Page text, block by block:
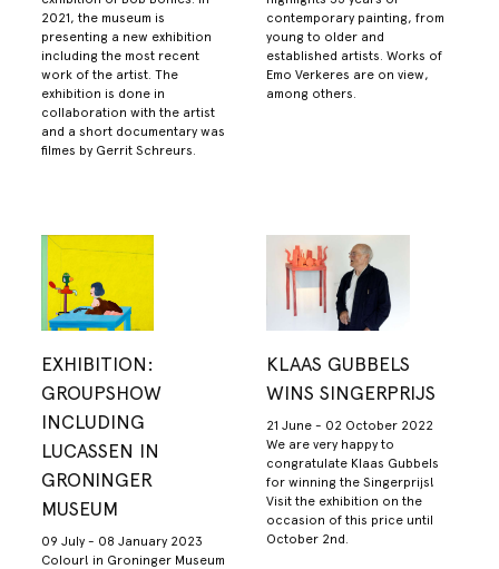
2021, the museum is
presenting a new exhibition
including the most recent
work of the artist. The
exhibition is done in
collaboration with the artist
and a short documentary was
filmes by Gerrit Schreurs.
contemporary painting, from
young to older and
established artists. Works of
Emo Verkeres are on view,
among others.
EXHIBITION:
GROUPSHOW
INCLUDING
LUCASSEN IN
GRONINGER
MUSEUM
09 July - 08 January 2023
Colour! in Groninger Museum
KLAAS GUBBELS
WINS SINGERPRIJS
21 June - 02 October 2022
We are very happy to
congratulate Klaas Gubbels
for winning the Singerprijs!
Visit the exhibition on the
occasion of this price until
October 2nd.